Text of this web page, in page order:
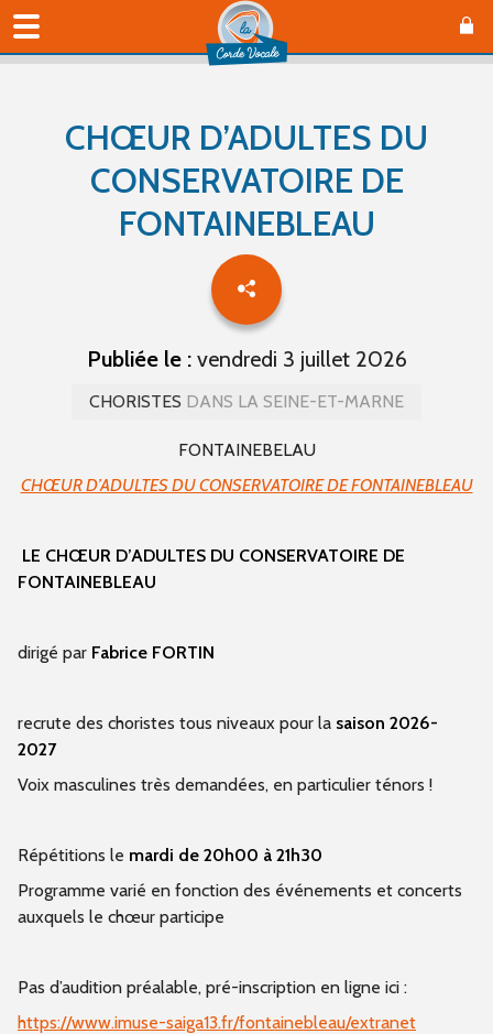
CHŒUR D’ADULTES DU
CONSERVATOIRE DE
FONTAINEBLEAU
Publiée le :vendredi 3 juillet 2026
CHORISTES DANS LA SEINE-ET-MARNE
FONTAINEBELAU
CHŒUR D’ADULTES DU CONSERVATOIRE DE FONTAINEBLEAU
LE CHŒUR D’ADULTES DU CONSERVATOIRE DE
FONTAINEBLEAU
dirigé par Fabrice FORTIN
recrute des choristes tous niveaux pour la saison 2026-
2027
Voix masculines très demandées, en particulier ténors !
Répétitions le mardi de 20h00 à 21h30
Programme varié en fonction des événements et concerts
auxquels le chœur participe
Pas d’audition préalable, pré-inscription en ligne ici :
https://www.imuse-saiga13.fr/fontainebleau/extranet